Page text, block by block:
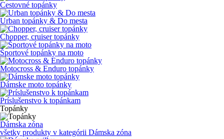
Cestovné topánky
Urban topánky & Do mesta
Chopper, cruiser topánky
Športové topánky na moto
Motocross & Enduro topánky
Dámske moto topánky
Príslušenstvo k topánkam
Topánky
Dámska zóna
všetky produkty v kategórii Dámska zóna